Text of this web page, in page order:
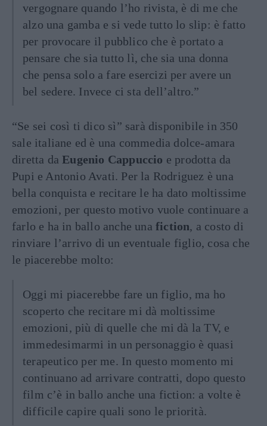
vergognare quando l’ho rivista, è di me che
alzo una gamba e si vede tutto lo slip: è fatto
per provocare il pubblico che è portato a
pensare che sia tutto lì, che sia una donna
che pensa solo a fare esercizi per avere un
bel sedere. Invece ci sta dell’altro.”
“Se sei così ti dico sì” sarà disponibile in 350
sale italiane ed è una commedia dolce-amara
diretta daEugenio Cappuccio e prodotta da
Pupi e Antonio Avati. Per la Rodriguez è una
bella conquista e recitare le ha dato moltissime
emozioni, per questo motivo vuole continuare a
farlo e ha in ballo anche una fiction, a costo di
rinviare l’arrivo di un eventuale figlio, cosa che
le piacerebbe molto:
Oggi mi piacerebbe fare un figlio, ma ho
scoperto che recitare mi dà moltissime
emozioni, più di quelle che mi dà la TV, e
immedesimarmi in un personaggio è quasi
terapeutico per me. In questo momento mi
continuano ad arrivare contratti, dopo questo
film c’è in ballo anche una fiction: a volte è
difficile capire quali sono le priorità.